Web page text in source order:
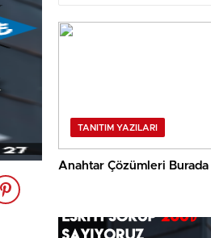
TANITIM YAZILARI
Anahtar Çözümleri Burada